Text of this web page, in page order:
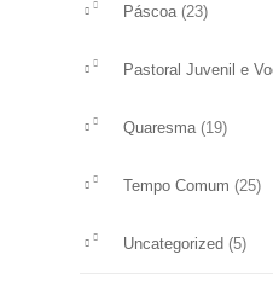
Páscoa (23)
Pastoral Juvenil e
Quaresma (19)
Tempo Comum (25)
Uncategorized (5)